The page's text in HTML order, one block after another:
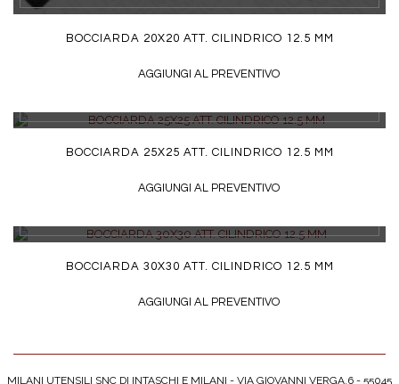
BOCCIARDA 20X20 ATT. CILINDRICO 12.5 MM
AGGIUNGI AL PREVENTIVO
BOCCIARDA 25X25 ATT. CILINDRICO 12.5 MM
AGGIUNGI AL PREVENTIVO
BOCCIARDA 30X30 ATT. CILINDRICO 12.5 MM
AGGIUNGI AL PREVENTIVO
MILANI UTENSILI SNC DI INTASCHI E MILANI - VIA GIOVANNI VERGA,6 - 55045